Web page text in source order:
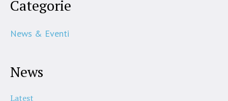
Categorie
News & Eventi
News
Latest